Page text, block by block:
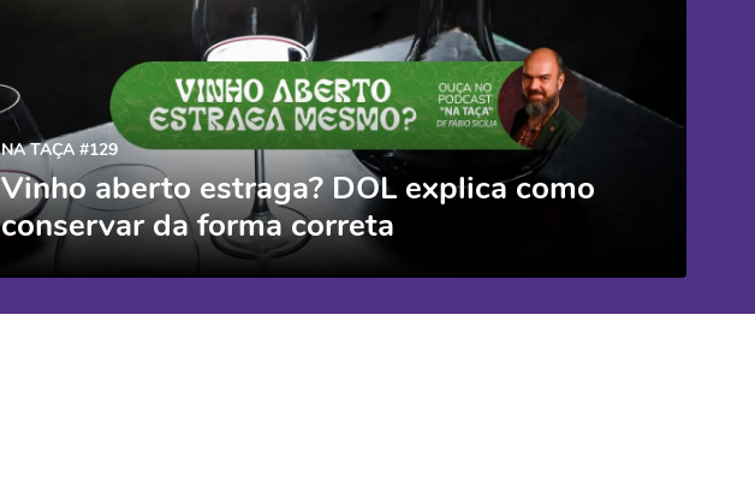
NA TAÇA #129
Vinho aberto estraga? DOL explica como
conservar da forma correta